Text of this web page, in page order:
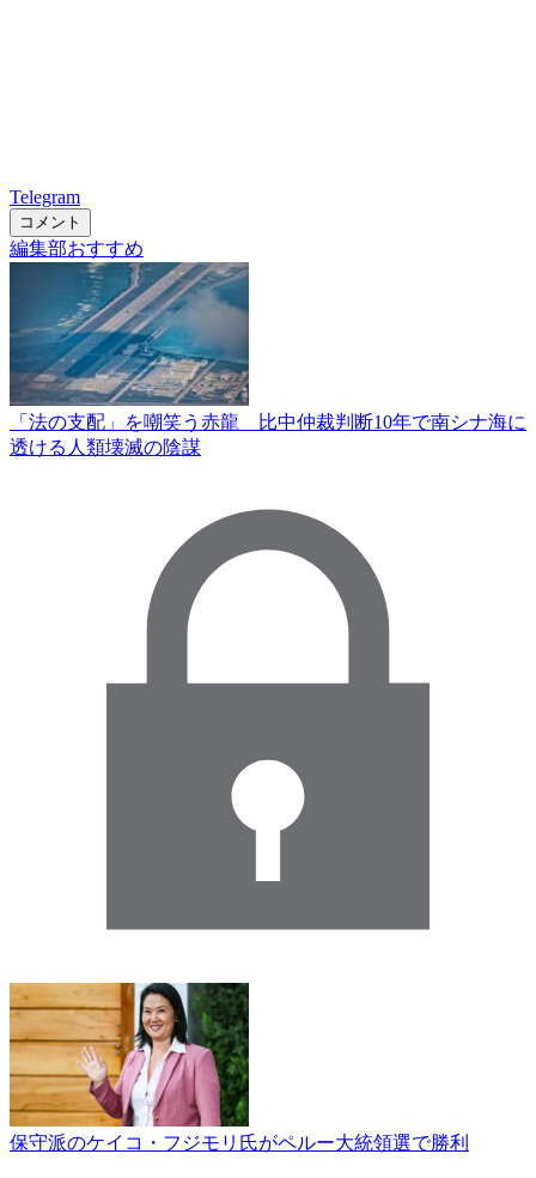
Telegram
コメント
編集部おすすめ
「法の支配」を嘲笑う赤龍 比中仲裁判断10年で南シナ海に
透ける人類壊滅の陰謀
保守派のケイコ・フジモリ氏がペルー大統領選で勝利